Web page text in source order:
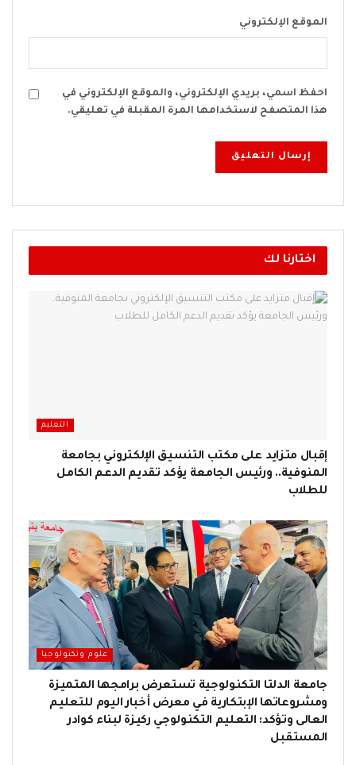
الموقع الإلكتروني
احفظ اسمي، بريدي الإلكتروني، والموقع الإلكتروني في
هذا المتصفح لاستخدامها المرة المقبلة في تعليقي.
اختارنا لك
التعليم
إقبال متزايد على مكتب التنسيق الإلكتروني بجامعة
المنوفية.. ورئيس الجامعة يؤكد تقديم الدعم الكامل
للطلاب
علوم وتكنولوجيا
جامعة الدلتا التكنولوجية تستعرض برامجها المتميزة
ومشروعاتها الإبتكارية في معرض أخبار اليوم للتعليم
العالى وتؤكد: التعليم التكنولوجي ركيزة لبناء كوادر
المستقبل